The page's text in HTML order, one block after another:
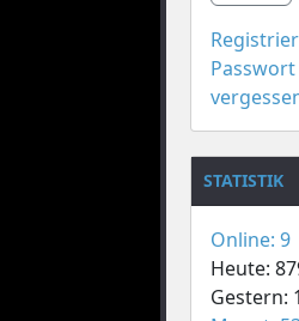
Passwort
STATISTIK
Online: 9
Heute:
Gestern: